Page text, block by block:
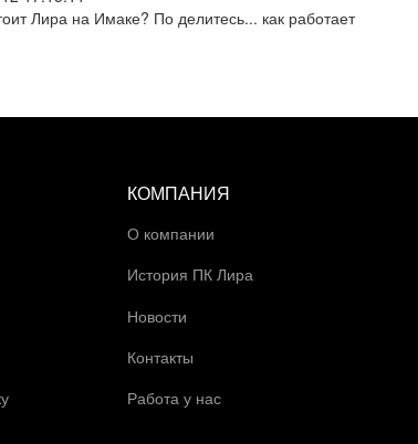
Лира на Имаке? По делитесь... как работает
КОМПАНИЯ
О компании
История ПК Лира
Новости
Контакты
Работа у нас